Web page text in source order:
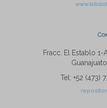
Fracc. El Establo 1-
Tel: +52 (473)